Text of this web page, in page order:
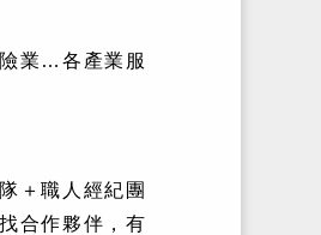
業…各產業服
＋職人經紀團
合作夥伴，有